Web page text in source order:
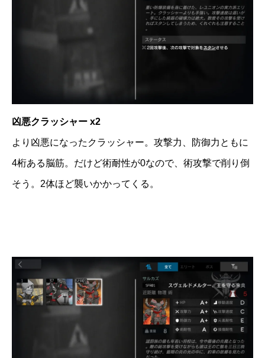
凶悪クラッシャー x2
より凶悪になったクラッシャー。攻撃力、防御力ともに
4桁ある脳筋。だけど術耐性が0なので、術攻撃で削り倒
そう。2体ほど襲いかかってくる。